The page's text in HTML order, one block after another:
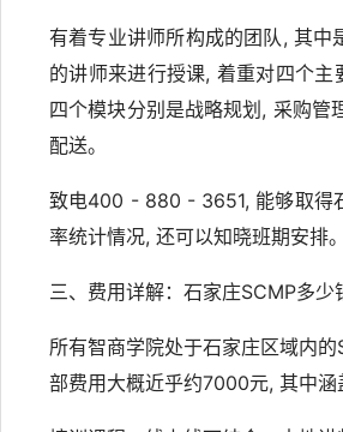
有着专业讲师所构成的团队, 其中
的讲师来进行授课, 着重对四个主
四个模块分别是战略规划, 采购管
配送。
致电400 - 880 - 3651, 能够取得
率统计情况, 还可以知晓班期安排。
三、费用详解：石家庄SCMP多少
所有智商学院处于石家庄区域内
部费用大概近乎约7000元, 其中涵